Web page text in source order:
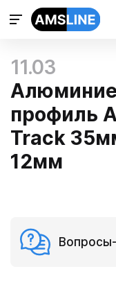
11.03
профиль
Track
12мм